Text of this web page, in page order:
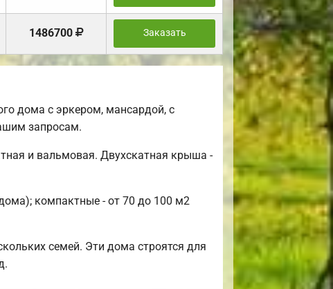
1486700 Заказать
дома с эркером, мансардой, с
запросам.
и вальмовая. Двухскатная крыша -
компактные - от 70 до 100 м2
семей. Эти дома строятся для